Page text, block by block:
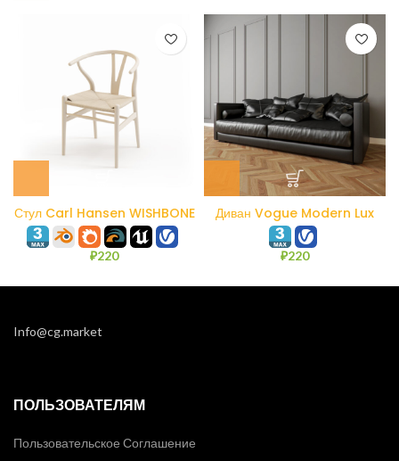
Стул Carl Hansen WISHBONE
CH24
₽220
Диван Vogue Modern Lux
₽220
Info@cg.market
ПОЛЬЗОВАТЕЛЯМ
Пользовательское Соглашение